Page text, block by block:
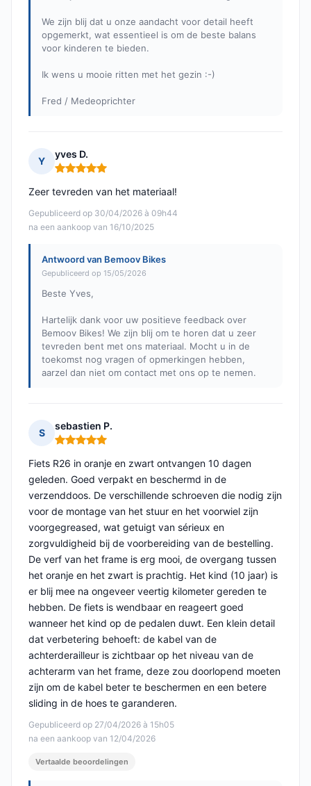
We zijn blij dat u onze aandacht voor detail heeft
opgemerkt, wat essentieel is om de beste balans
voor kinderen te bieden.
Ik wens u mooie ritten met het gezin :-)
Fred / Medeoprichter
Y
yves D.
Opmerking: 5 van 5
Gepubliceerd op 30/04/2026 à 09h44
na een aankoop van 16/10/2025
Zeer tevreden van het materiaal!
Antwoord van Bemoov Bikes
Gepubliceerd op 15/05/2026
Beste Yves,
Hartelijk dank voor uw positieve feedback over
Bemoov Bikes! We zijn blij om te horen dat u zeer
tevreden bent met ons materiaal. Mocht u in de
toekomst nog vragen of opmerkingen hebben,
aarzel dan niet om contact met ons op te nemen.
S
sebastien P.
Opmerking: 5 van 5
Gepubliceerd op 27/04/2026 à 15h05
na een aankoop van 12/04/2026
Fiets R26 in oranje en zwart ontvangen 10 dagen
geleden. Goed verpakt en beschermd in de
verzenddoos. De verschillende schroeven die nodig zijn
voor de montage van het stuur en het voorwiel zijn
voorgegreased, wat getuigt van sérieux en
zorgvuldigheid bij de voorbereiding van de bestelling.
De verf van het frame is erg mooi, de overgang tussen
het oranje en het zwart is prachtig. Het kind (10 jaar) is
er blij mee na ongeveer veertig kilometer gereden te
hebben. De fiets is wendbaar en reageert goed
wanneer het kind op de pedalen duwt. Een klein detail
dat verbetering behoeft: de kabel van de
achterderailleur is zichtbaar op het niveau van de
achterarm van het frame, deze zou doorlopend moeten
zijn om de kabel beter te beschermen en een betere
sliding in de hoes te garanderen.
Vertaalde beoordelingen